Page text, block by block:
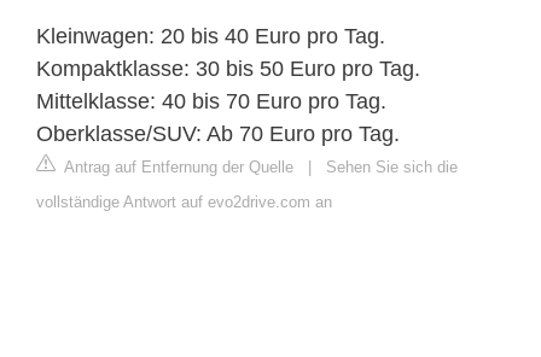
Kleinwagen: 20 bis 40 Euro pro Tag.
Kompaktklasse: 30 bis 50 Euro pro Tag.
Mittelklasse: 40 bis 70 Euro pro Tag.
Oberklasse/SUV: Ab 70 Euro pro Tag.
Antrag auf Entfernung der Quelle
Sehen Sie sich die
vollständige Antwort auf evo2drive.com an